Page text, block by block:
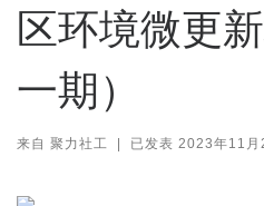
区环境微更
一期）
来自 聚力社工 | 已发表 2023年11月